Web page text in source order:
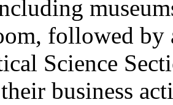
followed
Science
business